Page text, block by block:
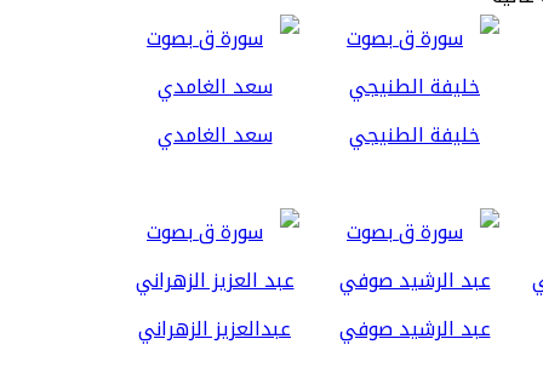
خليفة الطنيجي سعد الغامدي
عبد الرشيد صوفي عبدالعزيز الزهراني